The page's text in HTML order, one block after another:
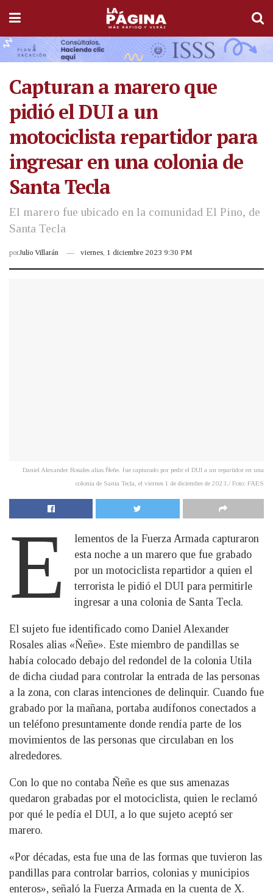
Capturan a marero que
pidió el DUI a un
motociclista repartidor para
ingresar en una colonia de
Santa Tecla
El marero fue ubicado en la comunidad El Pino, de
Santa Tecla
porJulio Villarán viernes, 1 diciembre 2023 9:30 PM
Daniel Alexander Rosales alias Ñeñe. fue capturado por pedir el DUI a un repartidor en una
colonia de Santa Tecla, el viernes 1 de diciembre de 2023./ Foto: FAES
E
lementos de la Fuerza Armada capturaron
esta noche a un marero que fue grabado
por un motociclista repartidor a quien el
terrorista le pidió el DUI para permitirle
ingresar a una colonia de Santa Tecla.
El sujeto fue identificado como Daniel Alexander
Rosales alias «Ñeñe». Este miembro de pandillas se
había colocado debajo del redondel de la colonia Utila
de dicha ciudad para controlar la entrada de las personas
a la zona, con claras intenciones de delinquir. Cuando fue
grabado por la mañana, portaba audífonos conectados a
un teléfono presuntamente donde rendía parte de los
movimientos de las personas que circulaban en los
alrededores.
Con lo que no contaba Ñeñe es que sus amenazas
quedaron grabadas por el motociclista, quien le reclamó
por qué le pedía el DUI, a lo que sujeto aceptó ser
marero.
«Por décadas, esta fue una de las formas que tuvieron las
pandillas para controlar barrios, colonias y municipios
enteros», señaló la Fuerza Armada en la cuenta de X.